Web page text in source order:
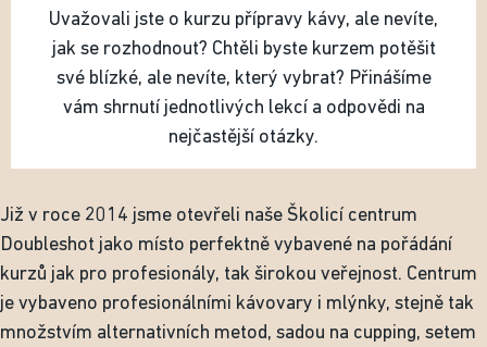
Uvažovali jste o kurzu přípravy kávy, ale nevíte,
jak se rozhodnout? Chtěli byste kurzem potěšit
své blízké, ale nevíte, který vybrat? Přinášíme
vám shrnutí jednotlivých lekcí a odpovědi na
nejčastější otázky.
Již v roce 2014 jsme otevřeli naše Školicí centrum
Doubleshot jako místo perfektně vybavené na pořádání
kurzů jak pro profesionály, tak širokou veřejnost. Centrum
je vybaveno profesionálními kávovary i mlýnky, stejně tak
množstvím alternativních metod, sadou na cupping, setem